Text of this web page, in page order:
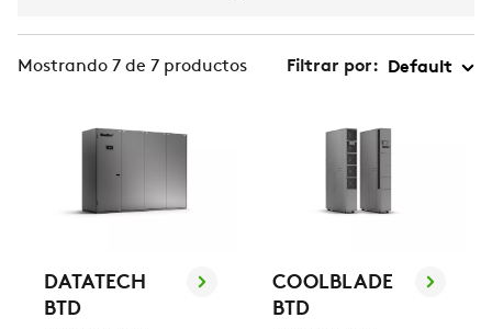
Mostrando 7 de 7 productos Filtrar por:
DATATECH
BTD
COOLBLADE
BTD